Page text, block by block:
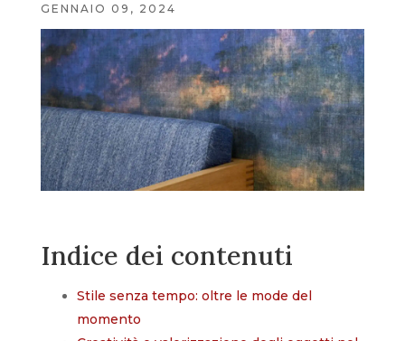
GENNAIO 09, 2024
Indice dei contenuti
Stile senza tempo: oltre le mode del
momento